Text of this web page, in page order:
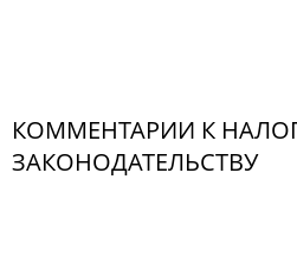
КОММЕНТАРИИ К
ЗАКОНОДАТЕЛЬСТВУ